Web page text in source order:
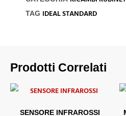
TAG IDEAL STANDARD
Prodotti Correlati
SENSORE INFRAROSSI